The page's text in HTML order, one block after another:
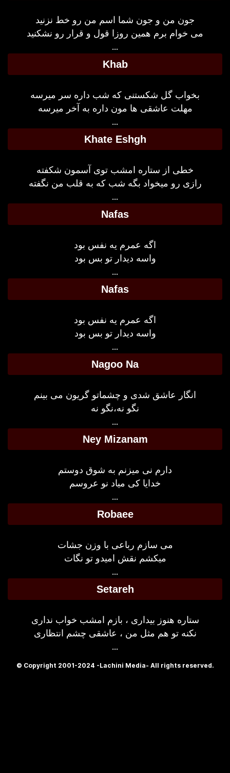
جون من و جون شما اسم من رو خط نزنید
می خوام برم همین روزا قول و قرار رو نشکنید
...
Khab
بخواب گل شکستنی که شب داره سر میرسه
مهلت عاشقی ها مون داره به آخر میرسه
...
Khate Eshgh
خطی از ستاره امشب توی آسمون شکفته
رازی رو میخواد بگه شب که به قلب من نگفته
...
Nafas
اگه عمرم یه نفس بود
واسه دیدار تو بس بود
...
Nafas
اگه عمرم یه نفس بود
واسه دیدار تو بس بود
...
Nagoo Na
انگار عاشق شدی و چشماتو گریون می بینم
نگو نه،نگو نه
...
Ney Mizanam
دارم نی میزنم به شوق دوستم
خدایا کی میاد نو عروسم
...
Robaee
می سازم رباعی با وزن جشات
میکشم نقش امیدو تو نگات
...
Setareh
ستاره هنوز بیداری ، بازم امشب خواب نداری
نکنه تو هم مثل من ، عاشقی چشم انتظاری
...
© Copyright 2001-2024 -Lachini Media- All rights reserved.